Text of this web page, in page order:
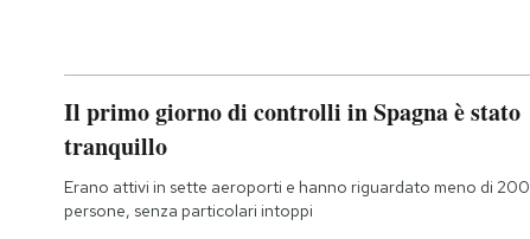
Il primo giorno di controlli in Spagna è stato
tranquillo
Erano attivi in sette aeroporti e hanno riguardato meno di 200
persone, senza particolari intoppi